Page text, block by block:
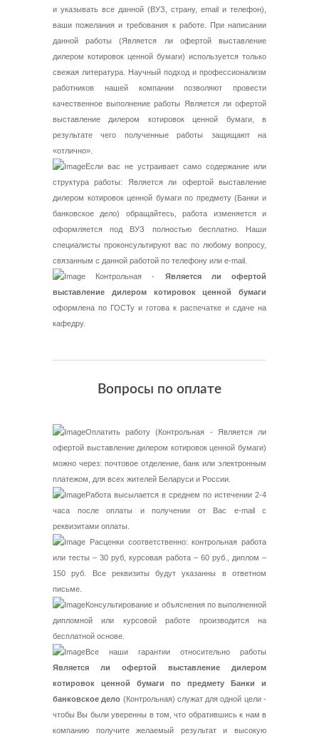
и указывать все данной (ВУЗ, страну, email и телефон),
ваши пожелания и требования к работе. При написании
данной работы (Является ли офертой выставление
дилером котировок ценной бумаги) используется только
свежая литература. Научный подход и профессионализм
работников нашей компании позволяют провести
качественное выполнение работы Является ли офертой
выставление дилером котировок ценной бумаги, в
результате чего полученные работы защищают на
«отлично».
Если вас не устраивает само содержание или
структура работы: Является ли офертой выставление
дилером котировок ценной бумаги по предмету (Банки и
банковское дело) обращайтесь, работа изменяется и
оформляется под ВУЗ полностью бесплатно. Наши
специалисты проконсультируют вас по любому вопросу,
связанным с данной работой по телефону или e-mail.
Контрольная - Является ли офертой
выставление дилером котировок ценной бумаги
оформлена по ГОСТу и готова к распечатке и сдаче на
кафедру.
Вопросы по оплате
Оплатить работу (Контрольная - Является ли
офертой выставление дилером котировок ценной бумаги)
можно через: почтовое отделение, банк или электронным
платежом, для всех жителей Беларуси и России.
Работа высылается в среднем по истечении 2-4
часа после оплаты и получении от Вас e-mail с
реквизитами оплаты.
Расценки соответственно: контрольная работа
или тесты – 30 руб, курсовая работа – 60 руб., диплом –
150 руб. Все реквизиты будут указанны в ответном
письме.
Консультирование и объяснения по выполненной
дипломной или курсовой работе производится на
бесплатной основе.
Все наши гарантии относительно работы
Является ли офертой выставление дилером
котировок ценной бумаги по предмету Банки и
банковское дело (Контрольная) служат для одной цели -
чтобы Вы были уверенны в том, что обратившись к нам в
компанию получите желаемый результат и высокую